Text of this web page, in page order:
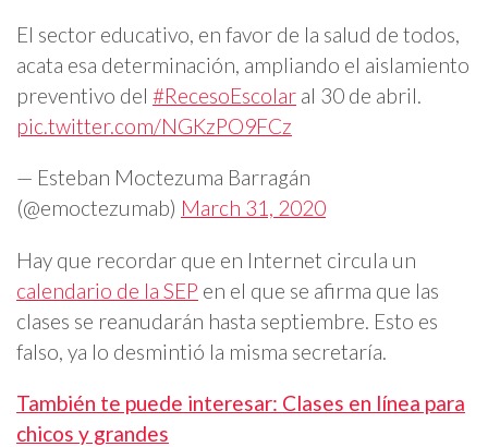
El sector educativo, en favor de la salud de todos,
acata esa determinación, ampliando el aislamiento
preventivo del #RecesoEscolar al 30 de abril.
pic.twitter.com/NGKzPO9FCz
— Esteban Moctezuma Barragán
(@emoctezumab) March 31, 2020
Hay que recordar que en Internet circula un
calendario de la SEP en el que se afirma que las
clases se reanudarán hasta septiembre. Esto es
falso, ya lo desmintió la misma secretaría.
También te puede interesar: Clases en línea para
chicos y grandes